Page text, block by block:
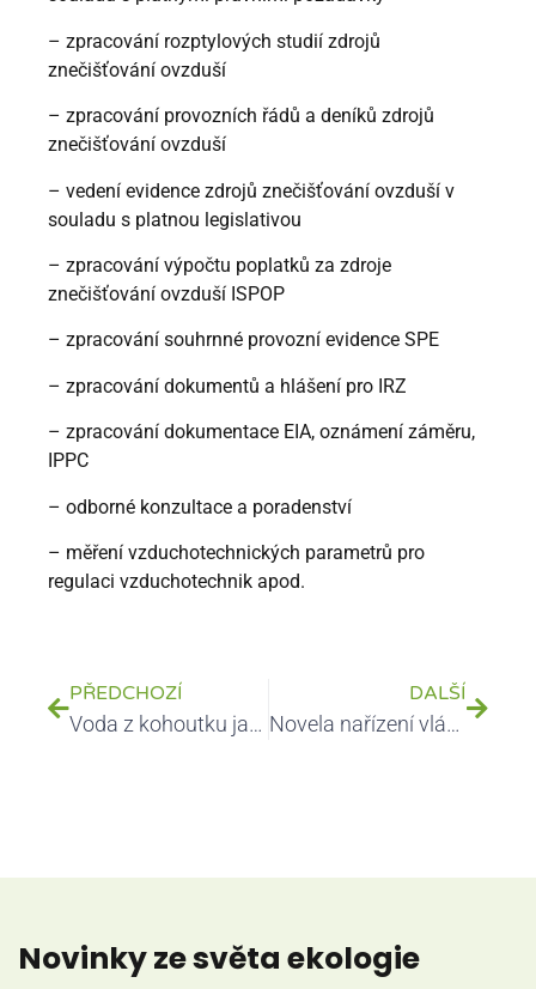
– zpracování rozptylových studií zdrojů
znečišťování ovzduší
– zpracování provozních řádů a deníků zdrojů
znečišťování ovzduší
– vedení evidence zdrojů znečišťování ovzduší v
souladu s platnou legislativou
– zpracování výpočtu poplatků za zdroje
znečišťování ovzduší ISPOP
– zpracování souhrnné provozní evidence SPE
– zpracování dokumentů a hlášení pro IRZ
– zpracování dokumentace EIA, oznámení záměru,
IPPC
– odborné konzultace a poradenství
– měření vzduchotechnických parametrů pro
regulaci vzduchotechnik apod.
PŘEDCHOZÍ
Voda z kohoutku jako ochranný nápoj
DALŠÍ
Novela nařízení vlády 361/2007 Sb. platná dne 1. 3. 2020
Novinky ze světa ekologie